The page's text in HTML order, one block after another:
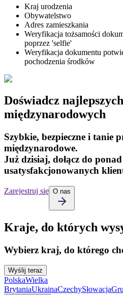
Kraj urodzenia
Obywatelstwo
Adres zamieszkania
Weryfikacja tożsamości
poprzez 'selfie'
Weryfikacja dokumentu
pochodzenia środków
Doświadcz
międzynarodowych
Szybkie, bezpieczne i tanie
międzynarodowe.
Już dzisiaj, dołącz do
usatysfakcjonowanych
Zarejestruj się O nas
Kraje, do których
Wybierz kraj, do którego
Wyślij teraz
PolskaWielka
BrytaniaUkrainaCzechySłowacja